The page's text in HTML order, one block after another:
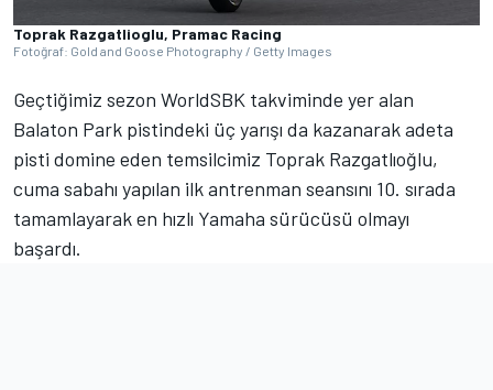
Toprak Razgatlioglu, Pramac Racing
Fotoğraf: Gold and Goose Photography / Getty Images
Geçtiğimiz sezon WorldSBK takviminde yer alan
Balaton Park pistindeki üç yarışı da kazanarak adeta
pisti domine eden temsilcimiz Toprak Razgatlıoğlu,
cuma sabahı yapılan ilk antrenman seansını 10. sırada
tamamlayarak en hızlı Yamaha sürücüsü olmayı
başardı.